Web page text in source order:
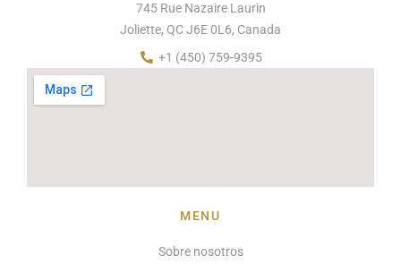
745 Rue Nazaire Laurin
Joliette, QC J6E 0L6, Canada
+1 (450) 759-9395
MENU
Sobre nosotros